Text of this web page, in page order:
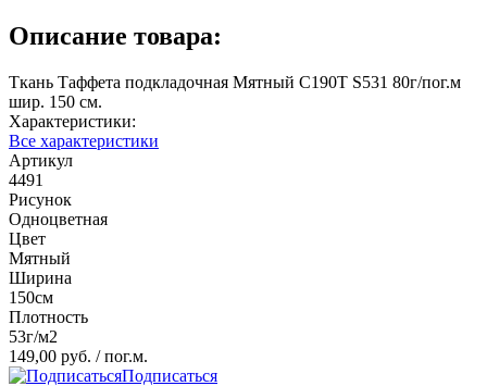
Описание товара:
Ткань Таффета подкладочная Мятный С190Т S531 80г/пог.м
шир. 150 см.
Характеристики:
Все характеристики
Артикул
4491
Рисунок
Одноцветная
Цвет
Мятный
Ширина
150см
Плотность
53г/м2
149,00 руб. / пог.м.
Подписаться